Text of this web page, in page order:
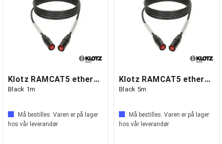
Klotz RAMCAT5 etherCON NE8MC/NE8MC S/UTP
Black 1m
Må bestilles. Varen er på lager
hos vår leverandør
Klotz RAMCAT5 etherCON NE8MC/NE8MC S/UTP
Black 5m
Må bestilles. Varen er på lager
hos vår leverandør